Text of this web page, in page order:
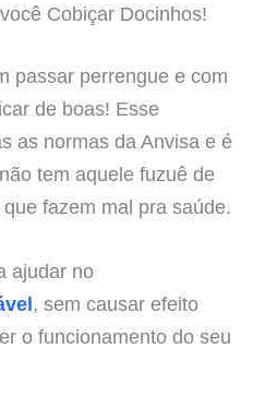
Cobiçar Docinhos!
passar perrengue e com
de boas! Esse
as normas da Anvisa e é
tem aquele fuzuê de
fazem mal pra saúde.
ajudar no
, sem causar efeito
o funcionamento do seu